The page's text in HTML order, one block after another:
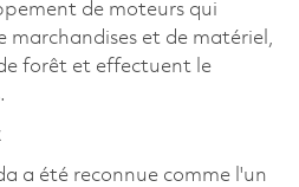
de moteurs qui
marchandises et de matériel,
forêt et effectuent le
a été reconnue comme l'un